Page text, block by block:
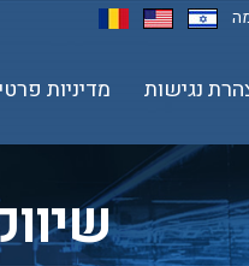
נגישות מדיניות